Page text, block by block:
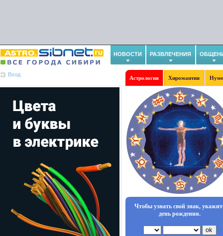
НОВОСТИ РАЗВЛЕЧЕНИЯ
Вход
Астрология Хиромантия
Чтобы узнать свой знак,
день рождения.